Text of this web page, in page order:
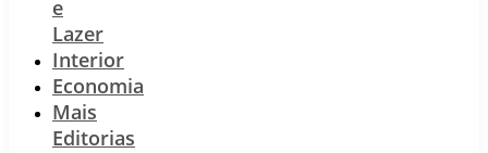
e
Lazer
Interior
Economia
Mais
Editorias